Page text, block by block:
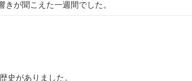
た一週間でした。
史がありました。